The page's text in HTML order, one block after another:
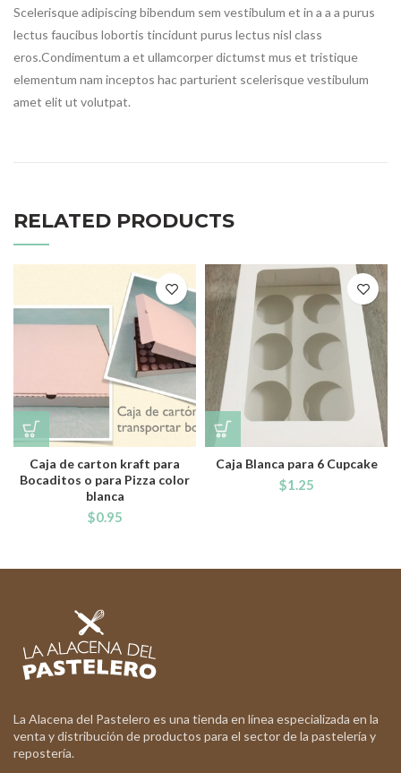
Scelerisque adipiscing bibendum sem vestibulum et in a a a purus
lectus faucibus lobortis tincidunt purus lectus nisl class
eros.Condimentum a et ullamcorper dictumst mus et tristique
elementum nam inceptos hac parturient scelerisque vestibulum
amet elit ut volutpat.
RELATED PRODUCTS
Caja de carton kraft para
Bocaditos o para Pizza color
blanca
$0.95
Caja Blanca para 6 Cupcake
$1.25
La Alacena del Pastelero es una tienda en línea especializada en la
venta y distribución de productos para el sector de la pastelería y
repostería.